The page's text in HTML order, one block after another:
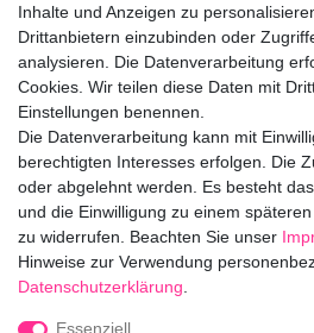
IHRE E-MAIL ADRESSE
Ceres::Template.mailFormHoneypotLabel
Impressum
Widerrufs­recht
Inhalte und Anzeigen zu
Drittanbietern einzubinden oder
analysieren. Die Datenverarbeitung
Cookies. Wir teilen diese Daten mit
Einstellungen benennen.
Die Datenverarbeitung kann mit
berechtigten Interesses erfolgen. Die
oder abgelehnt werden. Es besteht
und die Einwilligung zu einem
zu widerrufen. Beachten Sie unser
Hinweise zur Verwendung
Daten­schutz­erklärung
Essenziell